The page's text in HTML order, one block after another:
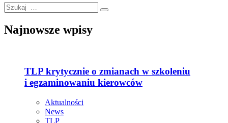
Najnowsze wpisy
TLP krytycznie o zmianach w szkoleniu
i egzaminowaniu kierowców
Aktualności
News
TLP